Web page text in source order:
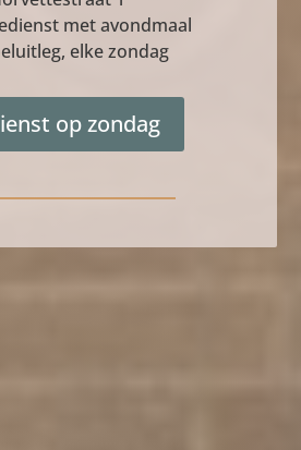
met avondmaal
elke zondag
op zondag